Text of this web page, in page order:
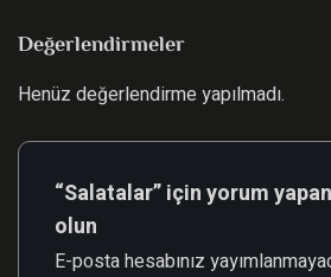
Değerlendirmeler
Henüz değerlendirme yapılmadı.
“Salatalar” için yorum
olun
E-posta hesabınız